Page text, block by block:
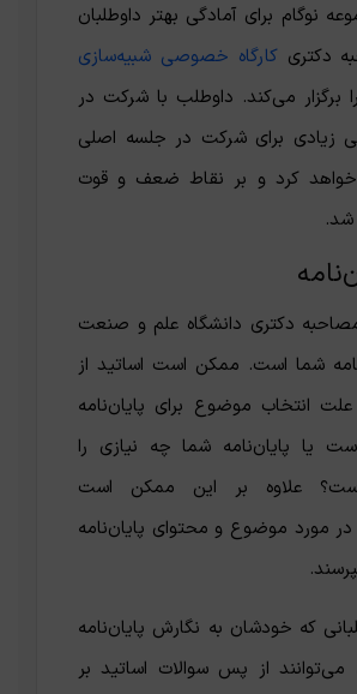
نوگام برای آمادگی بهتر داوطلبان
دکتریکارگاه خصوصی شبیه‌سازی
را برگزار می‌کند. داوطلب با شرکت در
زیادی برای شرکت در جلسه اصلی
کرد و بر نقاط ضعف و قوت
شد.
دکتری دانشگاه علم و صنعت
شما است. ممکن است اساتید از
انتخاب موضوع برای پایان‌نامه
یا پایان‌نامه شما چه نیازی را
علاوه بر این ممکن است
مورد موضوع و محتوای پایان‌نامه
که خودشان به نگارش پایان‌نامه
می‌توانند از پس سوالات اساتید بر